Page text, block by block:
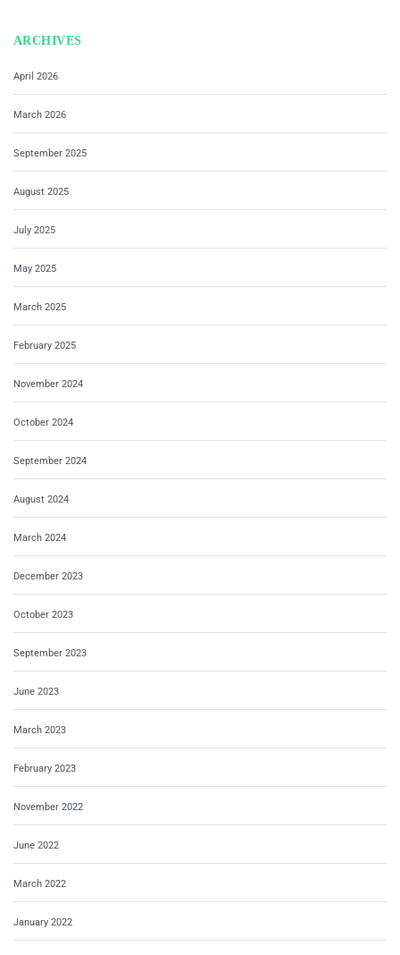
ARCHIVES
April 2026
March 2026
September 2025
August 2025
July 2025
May 2025
March 2025
February 2025
November 2024
October 2024
September 2024
August 2024
March 2024
December 2023
October 2023
September 2023
June 2023
March 2023
February 2023
November 2022
June 2022
March 2022
January 2022